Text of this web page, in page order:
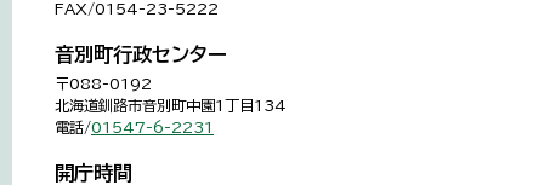
FAX/0154-23-5222
音別町行政センター
〒088-0192
北海道釧路市音別町中園1丁目134
電話/01547-6-2231
開庁時間